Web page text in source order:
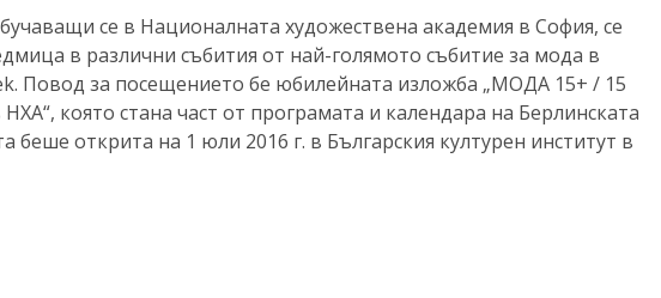
се в Националната художествена академия в София, се
в различни събития от най-голямото събитие за мода в
Повод за посещението бе юбилейната изложба „МОДА 15+ / 15
която стана част от програмата и календара на Берлинската
открита на 1 юли 2016 г. в Българския културен институт в